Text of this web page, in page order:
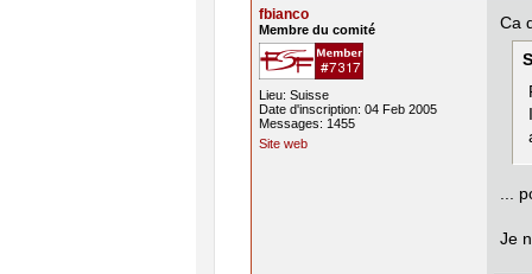
fbianco
Membre du comité
Lieu: Suisse
Date d'inscription: 04 Feb 2005
Messages: 1455
Site web
Ca
...
Je